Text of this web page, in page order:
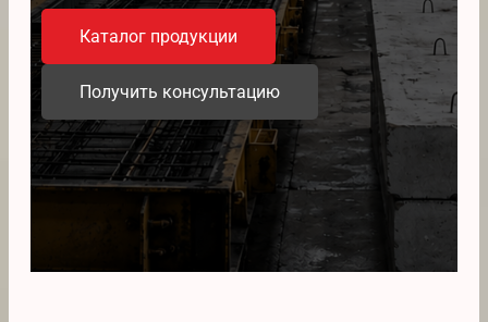
Каталог продукции
Получить консультацию